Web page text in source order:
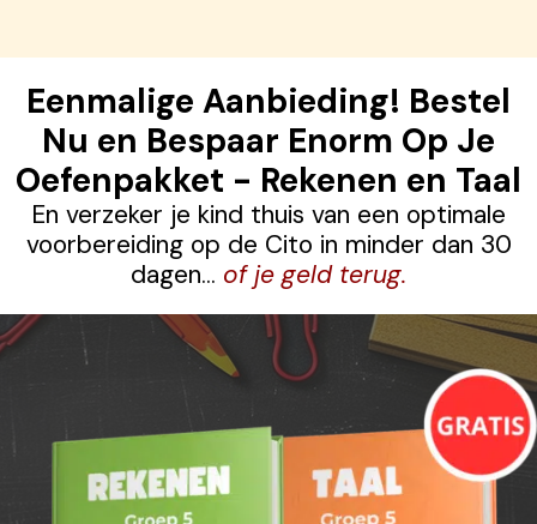
Eenmalige Aanbieding! Bestel
Nu en Bespaar Enorm Op Je
Oefenpakket - Rekenen en Taal
En verzeker je kind thuis van een optimale
voorbereiding op de Cito in minder dan 30
dagen... of je geld terug.